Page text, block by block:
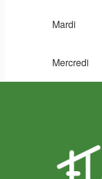
Mardi
Mercredi